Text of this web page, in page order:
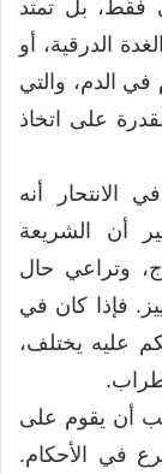
فقط، بل تمتد
الدرقية، أو
في الدم، والتي
على اتخاذ
الانتحار أنه
أن الشريعة
وتراعي حال
فإذا كان في
عليه يختلف،
أن يقوم على
في الأحكام.